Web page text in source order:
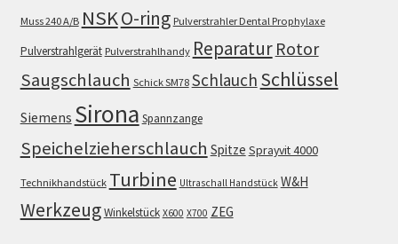
Muss 240 A/B NSKO-ring Pulverstrahler Dental Prophylaxe
Pulverstrahlgerät Pulverstrahlhandy Reparatur Rotor
Saugschlauch Schick SM78 Schlauch Schlüssel
Siemens Sirona Spannzange
Speichelzieherschlauch Spitze Sprayvit 4000
Technikhandstück Turbine Ultraschall Handstück W&H
WerkzeugWinkelstück X600 X700 ZEG